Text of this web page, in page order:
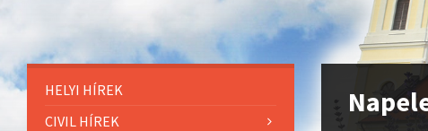
HELYI HÍREK
CIVIL HÍREK